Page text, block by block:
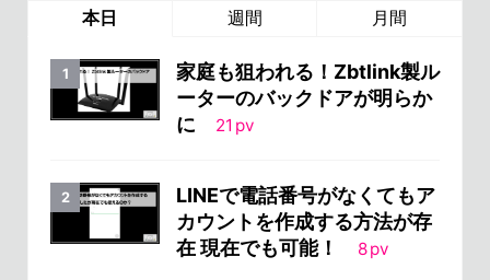
本日 週間 月間
家庭も狙われる！Zbtlink製ル
ーターのバックドアが明らか
に
21 pv
LINEで電話番号がなくてもア
カウントを作成する方法が存
在 現在でも可能！
8pv